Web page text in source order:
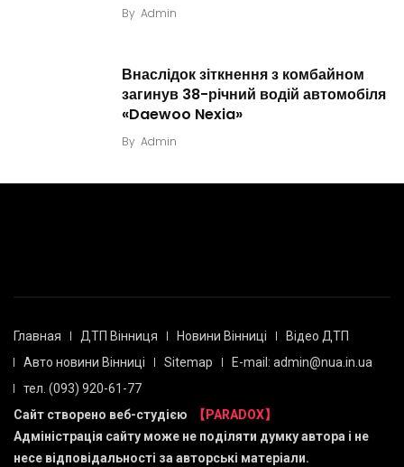
By Admin
Внаслідок зіткнення з комбайном
загинув 38-річний водій автомобіля
«Daewoo Nexia»
By Admin
Главная ДТП Вінниця Новини Вінниці
Відео ДТП
Авто новини Вінниці
Sitemap
E-mail: admin@nua.in.ua
тел. (093) 920-61-77
Сайт створено веб-студією
【PARADOX】
Адміністрація сайту може не поділяти думку автора і не
несе відповідальності за авторські матеріали.